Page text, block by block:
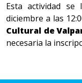
Esta actividad
diciembre a las
Cultural de
necesaria la